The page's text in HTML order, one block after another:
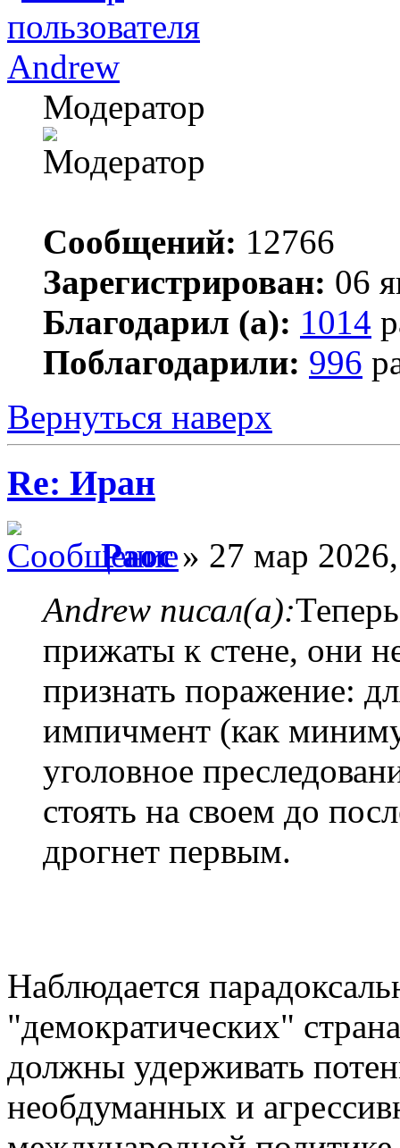
Andrew
Модератор
Сообщений: 12766
Зарегистрирован: 06
Благодарил (а): 1014
Поблагодарили: 996
Вернуться наверх
Re: Иран
Раос» 27 мар
Andrew писал(а):
прижаты к стене, они
признать поражение:
импичмент (как
уголовное
стоять на своем до
дрогнет первым.
Наблюдается
"демократических"
должны удерживать
необдуманных и